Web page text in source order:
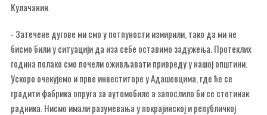
Кулачанин.
- Затечене дугове ми смо у потпуности измирили, тако да ми не
бисмо били у ситуацији да иза себе оставимо задужења. Протеклих
година полако смо почели оживљавати привреду у нашој општини.
Ускоро очекујемо и прве инвеститоре у Адашевцима, где ће се
градити фабрика опруга за аутомобиле а запослило би се стотинак
радника. Нисмо имали разумевања у покрајинској и републичкој